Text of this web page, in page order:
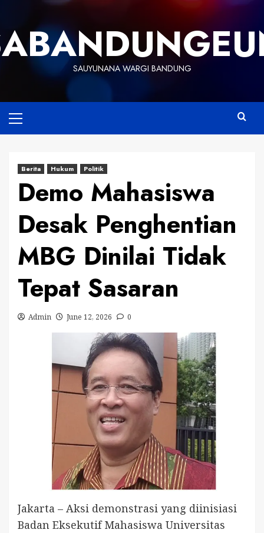
content
SAUYUNANA WARGI BANDUNG
Menu
Berita Hukum Politik
Demo Mahasiswa
Desak Penghentian
MBG Dinilai Tidak
Tepat Sasaran
Admin June 12, 2026 0
Jakarta – Aksi demonstrasi yang diinisiasi
Badan Eksekutif Mahasiswa Universitas